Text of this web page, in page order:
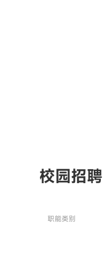
校园招聘
职能类别